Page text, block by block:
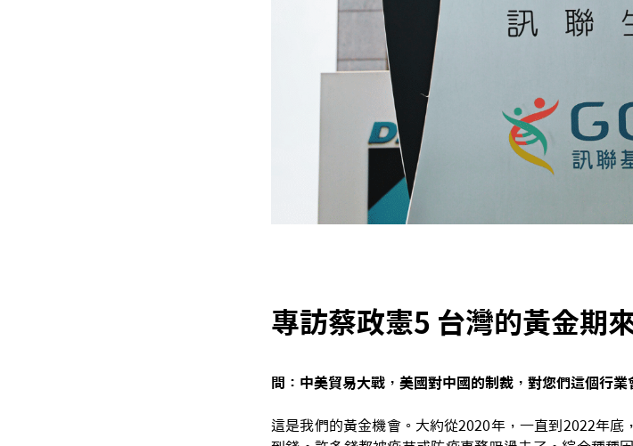
專訪蔡政憲5 台灣的黃金期
問：中美貿易大戰，美國對中國的制裁，對您們這個行業
這是我們的黃金機會。大約從2020年，一直到2022年